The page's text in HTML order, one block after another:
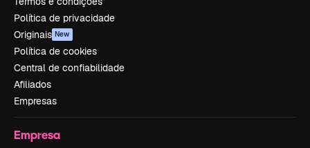
Política de privacidade
Originais New
Política de cookies
Central de confiabilidade
Afiliados
Empresas
Empresa